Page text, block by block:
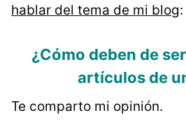
hablar del tema de mi blog:
¿Cómo deben de
artículos de
Te comparto mi opinión.